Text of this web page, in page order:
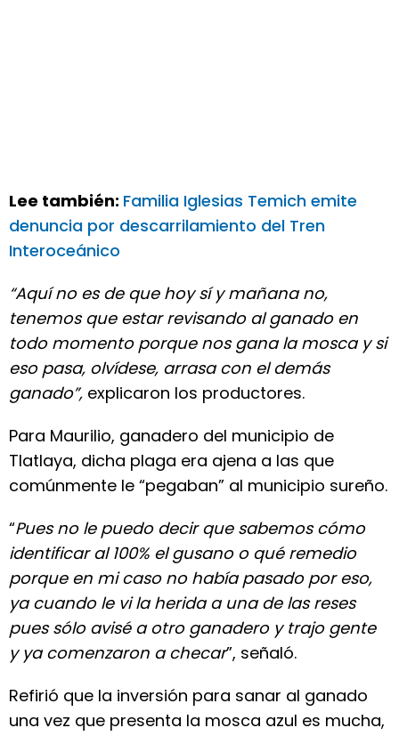
Lee también: Familia Iglesias Temich emite
denuncia por descarrilamiento del Tren
Interoceánico
“Aquí no es de que hoy sí y mañana no,
tenemos que estar revisando al ganado en
todo momento porque nos gana la mosca y si
eso pasa, olvídese, arrasa con el demás
ganado”, explicaron los productores.
Para Maurilio, ganadero del municipio de
Tlatlaya, dicha plaga era ajena a las que
comúnmente le “pegaban” al municipio sureño.
“Pues no le puedo decir que sabemos cómo
identificar al 100% el gusano o qué remedio
porque en mi caso no había pasado por eso,
ya cuando le vi la herida a una de las reses
pues sólo avisé a otro ganadero y trajo gente
y ya comenzaron a checar”, señaló.
Refirió que la inversión para sanar al ganado
una vez que presenta la mosca azul es mucha,